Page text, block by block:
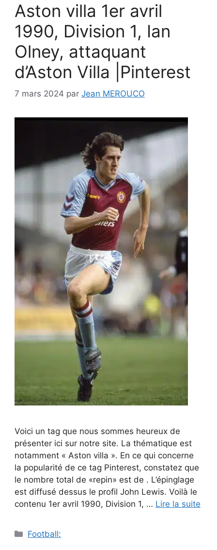
Aston villa 1er avril
1990, Division 1, Ian
Olney, attaquant
d’Aston Villa |Pinterest
7 mars 2024 par Jean MEROUCO
Voici un tag que nous sommes heureux de
présenter ici sur notre site. La thématique est
notamment « Aston villa ». En ce qui concerne
la popularité de ce tag Pinterest, constatez que
le nombre total de «repin» est de . L’épinglage
est diffusé dessus le profil John Lewis. Voilà le
contenu 1er avril 1990, Division 1, … Lire la suite
Catégories
Football: